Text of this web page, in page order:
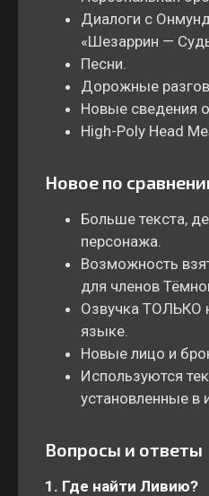
Диалоги с
«Шезаррин —
Песни.
Дорожные
Новые сведения
High-Poly Head
Новое по
Больше текста,
персонажа.
Возможность
для членов
Озвучка ТОЛЬКО
языке.
Новые лицо и
Используются
установленные в
Вопросы и ответы
1. Где найти Ливию?